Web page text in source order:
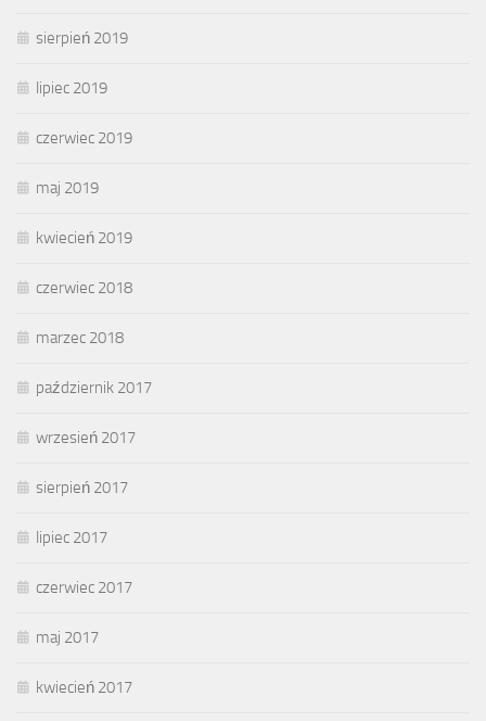
sierpień 2019
lipiec 2019
czerwiec 2019
maj 2019
kwiecień 2019
czerwiec 2018
marzec 2018
październik 2017
wrzesień 2017
sierpień 2017
lipiec 2017
czerwiec 2017
maj 2017
kwiecień 2017